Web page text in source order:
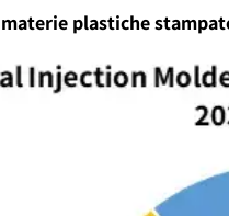
plastiche